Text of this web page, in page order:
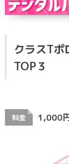
クラスTポ
TOP３
料金 1,000
フルカラー